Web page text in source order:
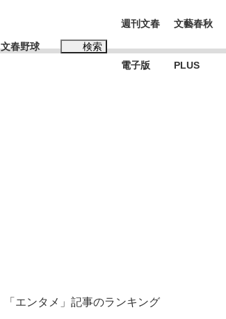
文春野球 検索
週刊文春
電子版
文藝春秋
PLUS
「エンタメ」記事のランキング